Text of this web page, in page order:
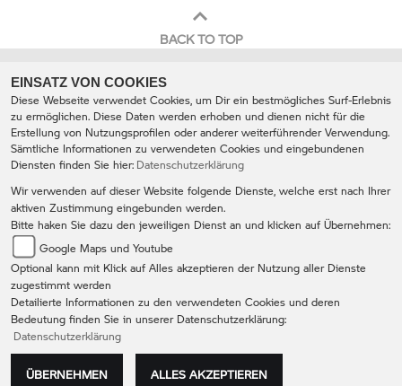
BACK TO TOP
BMW Motorradcenter Heermann-
Rhein
Neckarsulmer Str. 55 74076 Heilbronn
0049 (0) 7131 / 64572- 0
info@heermann-rhein-motorrad.de
IMPRESSUM
AGB
DISCLAIMER
EINSATZ VON COOKIES
Diese Webseite verwendet Cookies, um Dir ein bestmögliches Surf-Erlebnis
zu ermöglichen. Diese Daten werden erhoben und dienen nicht für die
Erstellung von Nutzungsprofilen oder anderer weiterführender Verwendung.
Sämtliche Informationen zu verwendeten Cookies und eingebundenen
Diensten finden Sie hier: Datenschutzerklärung
Wir verwenden auf dieser Website folgende Dienste, welche erst nach Ihrer
aktiven Zustimmung eingebunden werden.
Bitte haken Sie dazu den jeweiligen Dienst an und klicken auf Übernehmen:
Google Maps und Youtube
Optional kann mit Klick auf Alles akzeptieren der Nutzung aller Dienste
zugestimmt werden
Detailierte Informationen zu den verwendeten Cookies und deren
Bedeutung finden Sie in unserer Datenschutzerklärung:
Datenschutzerklärung
ÜBERNEHMEN ALLES AKZEPTIEREN